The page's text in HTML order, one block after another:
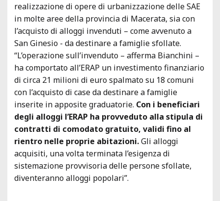
realizzazione di opere di urbanizzazione delle SAE
in molte aree della provincia di Macerata, sia con
l’acquisto di alloggi invenduti – come avvenuto a
San Ginesio - da destinare a famiglie sfollate.
“L’operazione sull’invenduto – afferma Bianchini –
ha comportato all’ERAP un investimento finanziario
di circa 21 milioni di euro spalmato su 18 comuni
con l’acquisto di case da destinare a famiglie
inserite in apposite graduatorie. Con i beneficiari
degli alloggi l’ERAP ha provveduto alla stipula di
contratti di comodato gratuito, validi fino al
rientro nelle proprie abitazioni.Gli alloggi
acquisiti, una volta terminata l’esigenza di
sistemazione provvisoria delle persone sfollate,
diventeranno alloggi popolari”.